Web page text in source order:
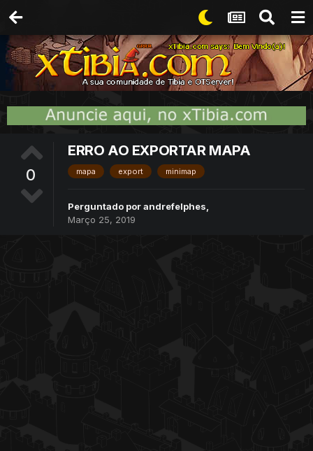
0
ERRO AO EXPORTAR MAPA
mapa export minimap
Perguntado porandrefelphes
Março 25, 2019